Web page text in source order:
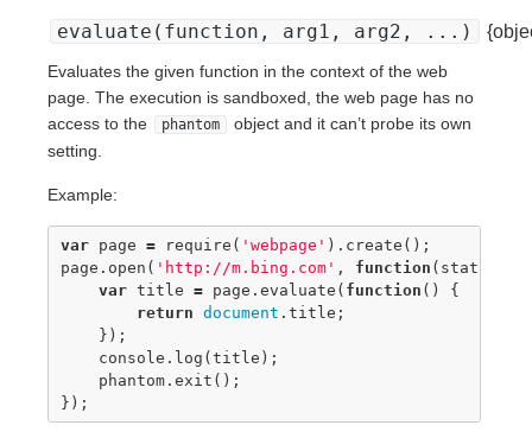
evaluate(function, arg1, arg2, ...)
Evaluates the given function in the context of the web
page. The execution is sandboxed, the web page has no
access to the
phantom
object and it can’t probe its own
setting.
Example:
var page = require ( 'webpage' ). create ();
page . open ( 'http://m.bing.com' , function ( status
var title = page .evaluate ( function ()
{
return
document .title ;
});
console . log (title );
phantom .exit ();
});